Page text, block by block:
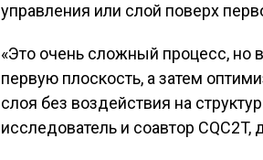
управления или слой поверх
«Это очень сложный процесс, но
первую плоскость, а затем
слоя без воздействия на
исследователь и соавтор CQC2T,